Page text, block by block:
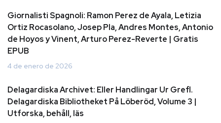
Giornalisti Spagnoli: Ramon Perez de Ayala, Letizia
Ortiz Rocasolano, Josep Pla, Andres Montes, Antonio
de Hoyos y Vinent, Arturo Perez-Reverte | Gratis
EPUB
4 de enero de 2026
Delagardiska Archivet: Eller Handlingar Ur Grefl.
Delagardiska Bibliotheket På Löberöd, Volume 3 |
Utforska, behåll, läs